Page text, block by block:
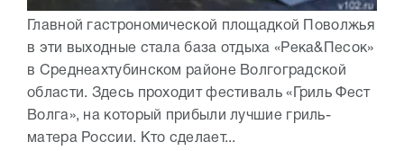
Главной гастрономической площадкой Поволжья
в эти выходные стала база отдыха «Река&Песок»
в Среднеахтубинском районе Волгоградской
области. Здесь проходит фестиваль «Гриль Фест
Волга», на который прибыли лучшие гриль-
матера России. Кто сделает...